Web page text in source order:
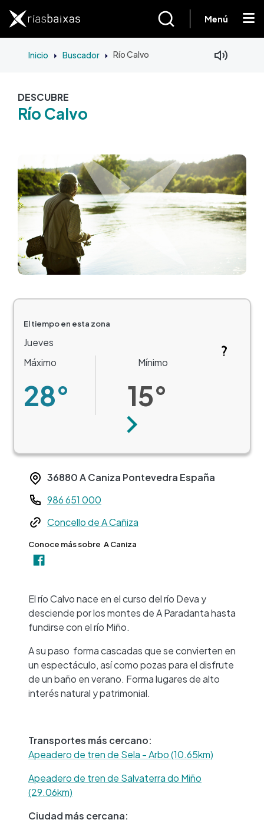
Menú
Inicio Buscador Río Calvo
DESCUBRE
Río Calvo
El tiempo en esta zona
Jueves
Máximo
28°
Mínimo
15°
Siguiente
36880A Caniza Pontevedra España
Teléfono
986 651 000
WebConcello de A Cañiza
Conoce más sobre A Caniza
El río Calvo nace en el curso del río Deva y
desciende por los montes de A Paradanta hasta
fundirse con el río Miño.
A su paso forma cascadas que se convierten en
un espectáculo, así como pozas para el disfrute
de un baño en verano. Forma lugares de alto
interés natural y patrimonial.
Transportes más cercano:
Apeadero de tren de Sela - Arbo (10.65km)
Apeadero de tren de Salvaterra do Miño
(29.06km)
Ciudad más cercana: